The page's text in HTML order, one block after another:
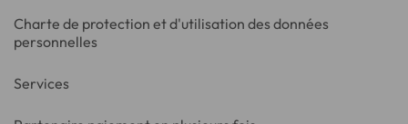
Charte de protection et d'utilisation des données
personnelles
Services